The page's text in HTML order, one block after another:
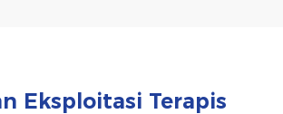
Eksploitasi Terapis